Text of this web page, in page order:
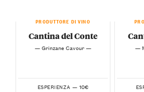
PRODUTTORE DI VINO
Cantina del Conte
— Grinzane Cavour —
ESPERIENZA — 10€
—